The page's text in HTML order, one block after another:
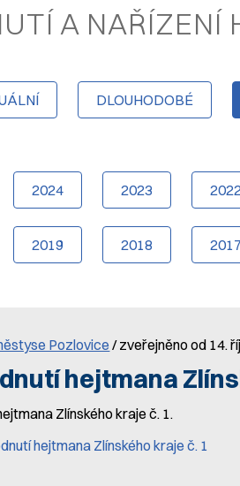
A NAŘÍZENÍ
DLOUHODOBÉ
2024 2023
2019 2018 2017
Pozlovice / zveřejněno od 14.
hejtmana
Zlínského kraje č. 1.
hejtmana Zlínského kraje č. 1